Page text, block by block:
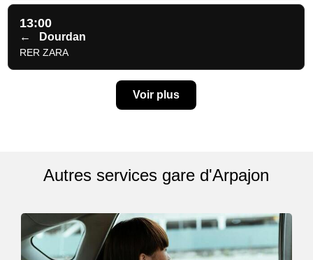
13:00
← Dourdan
RER ZARA
Voir plus
Autres services gare d'Arpajon